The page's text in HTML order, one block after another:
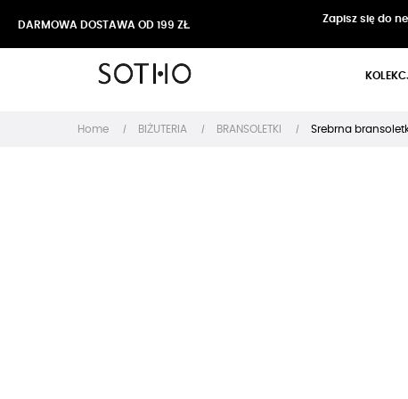
DARMOWA DOSTAWA OD 199 ZŁ
Zapisz się do
Home BIŻUTERIA BRANSOLETKI Srebrna